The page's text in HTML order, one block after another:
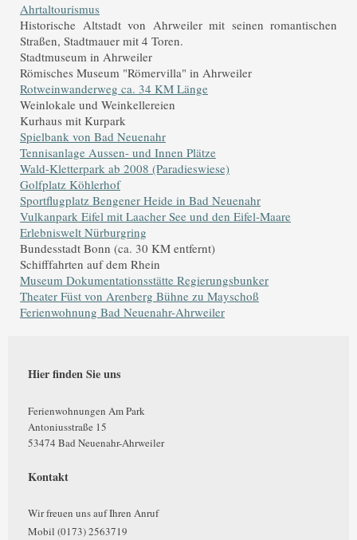
Ahrtaltourismus
Historische Altstadt von Ahrweiler mit seinen romantischen
Straßen, Stadtmauer mit 4 Toren.
Stadtmuseum in Ahrweiler
Römisches Museum "Römervilla" in Ahrweiler
Rotweinwanderweg ca. 34 KM Länge
Weinlokale und Weinkellereien
Kurhaus mit Kurpark
Spielbank von Bad Neuenahr
Tennisanlage Aussen- und Innen Plätze
Wald-Kletterpark ab 2008 (Paradieswiese)
Golfplatz Köhlerhof
Sportflugplatz Bengener Heide in Bad Neuenahr
Vulkanpark Eifel mit Laacher See und den Eifel-Maare
Erlebniswelt Nürburgring
Bundesstadt Bonn (ca. 30 KM entfernt)
Schifffahrten auf dem Rhein
Museum Dokumentationsstätte Regierungsbunker
Theater Füst von Arenberg Bühne zu Mayschoß
Ferienwohnung Bad Neuenahr-Ahrweiler
Hier finden Sie uns
Ferienwohnungen Am Park
Antoniusstraße 15
53474 Bad Neuenahr-Ahrweiler
Kontakt
Wir freuen uns auf Ihren Anruf
Mobil (0173) 2563719